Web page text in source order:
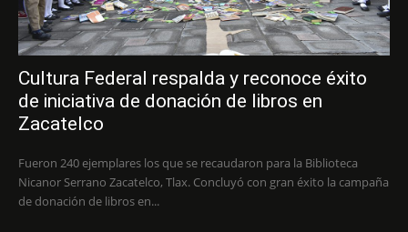
Cultura Federal respalda y reconoce éxito
de iniciativa de donación de libros en
Zacatelco
Fueron 240 ejemplares los que se recaudaron para la Biblioteca
Nicanor Serrano Zacatelco, Tlax. Concluyó con gran éxito la campaña
de donación de libros en...